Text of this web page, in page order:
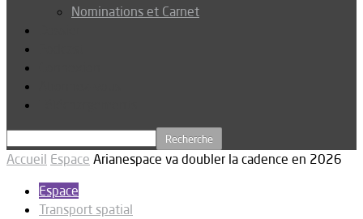
Nominations et Carnet
Accueil Espace Arianespace va doubler la cadence en 2026
Espace
Transport spatial